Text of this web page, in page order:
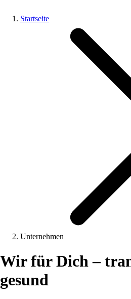
Startseite
Unternehmen
Wir für Dich –
gesund